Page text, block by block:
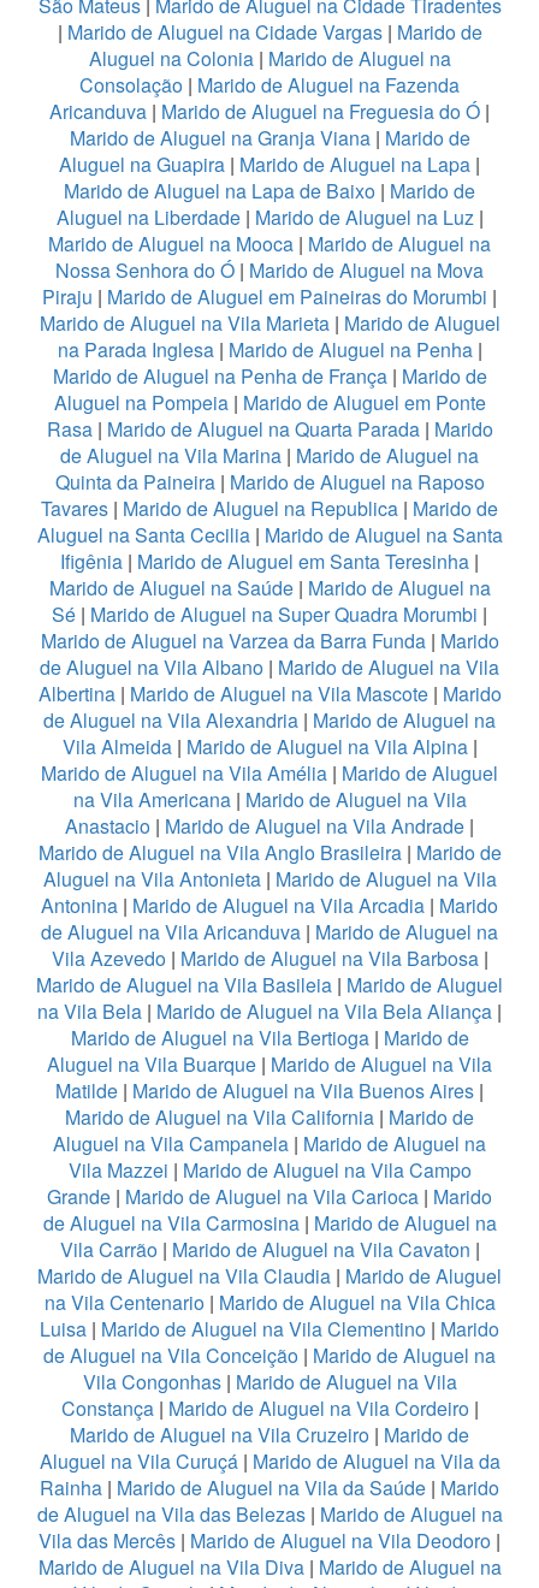
| Marido de Aluguel na Cidade Vargas | Marido de
Aluguel na Colonia| Marido de Aluguel na
Consolação | Marido de Aluguel na Fazenda
Aricanduva | Marido de Aluguel na Freguesia do Ó |
Marido de Aluguel na Granja Viana| Marido de
Aluguel na Guapira | Marido de Aluguel na Lapa |
Marido de Aluguel na Lapa de Baixo | Marido de
Aluguel na Liberdade | Marido de Aluguel na Luz|
Marido de Aluguel na Mooca | Marido de Aluguel na
Nossa Senhora do Ó | Marido de Aluguel na Mova
Piraju | Marido de Aluguel em Paineiras do Morumbi |
Marido de Aluguel na Vila Marieta| Marido de Aluguel
na Parada Inglesa | Marido de Aluguel na Penha|
Marido de Aluguel na Penha de França | Marido de
Aluguel na Pompeia| Marido de Aluguel em Ponte
Rasa| Marido de Aluguel na Quarta Parada| Marido
de Aluguel na Vila Marina | Marido de Aluguel na
Quinta da Paineira| Marido de Aluguel na Raposo
Tavares | Marido de Aluguel na Republica | Marido de
Aluguel na Santa Cecilia| Marido de Aluguel na Santa
Ifigênia | Marido de Aluguel em Santa Teresinha |
Marido de Aluguel na Saúde| Marido de Aluguel na
Sé | Marido de Aluguel na Super Quadra Morumbi |
Marido de Aluguel na Varzea da Barra Funda| Marido
de Aluguel na Vila Albano | Marido de Aluguel na Vila
Albertina| Marido de Aluguel na Vila Mascote| Marido
de Aluguel na Vila Alexandria | Marido de Aluguel na
Vila Almeida | Marido de Aluguel na Vila Alpina |
Marido de Aluguel na Vila Amélia | Marido de Aluguel
na Vila Americana| Marido de Aluguel na Vila
Anastacio | Marido de Aluguel na Vila Andrade |
Marido de Aluguel na Vila Anglo Brasileira| Marido de
Aluguel na Vila Antonieta| Marido de Aluguel na Vila
Antonina | Marido de Aluguel na Vila Arcadia | Marido
de Aluguel na Vila Aricanduva | Marido de Aluguel na
Vila Azevedo| Marido de Aluguel na Vila Barbosa|
Marido de Aluguel na Vila Basileia | Marido de Aluguel
na Vila Bela | Marido de Aluguel na Vila Bela Aliança |
Marido de Aluguel na Vila Bertioga| Marido de
Aluguel na Vila Buarque | Marido de Aluguel na Vila
Matilde | Marido de Aluguel na Vila Buenos Aires |
Marido de Aluguel na Vila California | Marido de
Aluguel na Vila Campanela | Marido de Aluguel na
Vila Mazzei | Marido de Aluguel na Vila Campo
Grande | Marido de Aluguel na Vila Carioca | Marido
de Aluguel na Vila Carmosina| Marido de Aluguel na
Vila Carrão| Marido de Aluguel na Vila Cavaton |
Marido de Aluguel na Vila Claudia | Marido de Aluguel
na Vila Centenario| Marido de Aluguel na Vila Chica
Luisa | Marido de Aluguel na Vila Clementino | Marido
de Aluguel na Vila Conceição | Marido de Aluguel na
Vila Congonhas| Marido de Aluguel na Vila
Constança| Marido de Aluguel na Vila Cordeiro|
Marido de Aluguel na Vila Cruzeiro | Marido de
Aluguel na Vila Curuçá | Marido de Aluguel na Vila da
Rainha | Marido de Aluguel na Vila da Saúde | Marido
de Aluguel na Vila das Belezas| Marido de Aluguel na
Vila das Mercês | Marido de Aluguel na Vila Deodoro |
Marido de Aluguel na Vila Diva| Marido de Aluguel na